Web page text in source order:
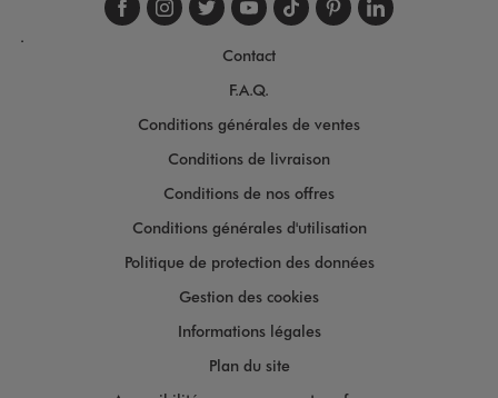
Suivez-nous sur
Suivez-nous sur
Suivez-nous sur
Suivez-nous
Suivez-nous
Suivez-
.
Contact
F.A.Q.
Conditions générales de ventes
Conditions de livraison
Conditions de nos offres
Conditions générales d'utilisation
Politique de protection des données
Gestion des cookies
Informations légales
Plan du site